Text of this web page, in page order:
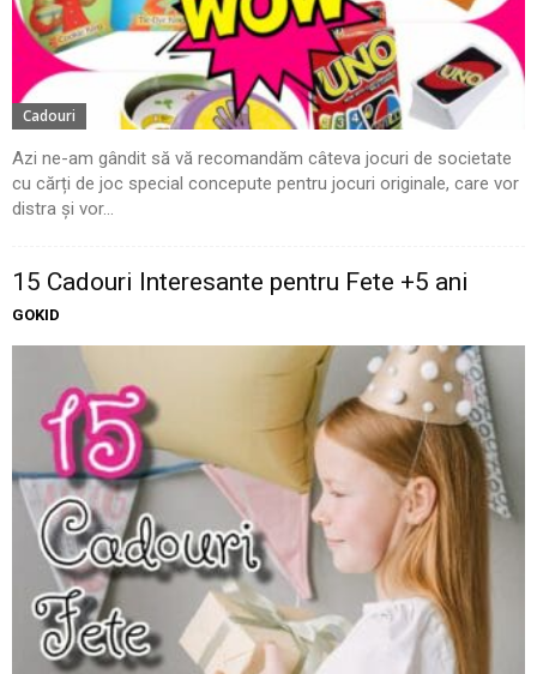
Cadouri
Azi ne-am gândit să vă recomandăm câteva jocuri de societate
cu cărți de joc special concepute pentru jocuri originale, care vor
distra și vor...
15 Cadouri Interesante pentru Fete +5 ani
GOKID